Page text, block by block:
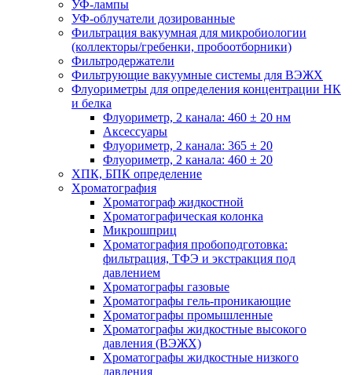
УФ-лампы
УФ-облучатели дозированные
Фильтрация вакуумная для микробиологии
(коллекторы/гребенки, пробоотборники)
Фильтродержатели
Фильтрующие вакуумные системы для ВЭЖХ
Флуориметры для определения концентрации НК
и белка
Флуориметр, 2 канала: 460 ± 20 нм
Аксессуары
Флуориметр, 2 канала: 365 ± 20
Флуориметр, 2 канала: 460 ± 20
ХПК, БПК определение
Хроматография
Хроматограф жидкостной
Хроматографическая колонка
Микрошприц
Хроматография пробоподготовка:
фильтрация, ТФЭ и экстракция под
давлением
Хроматографы газовые
Хроматографы гель-проникающие
Хроматографы промышленные
Хроматографы жидкостные высокого
давления (ВЭЖХ)
Хроматографы жидкостные низкого
давления